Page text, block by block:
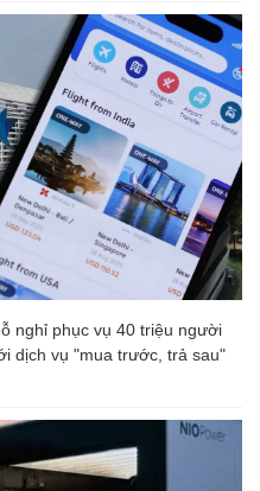
nghỉ phục vụ 40 triệu người
dịch vụ "mua trước, trả sau"